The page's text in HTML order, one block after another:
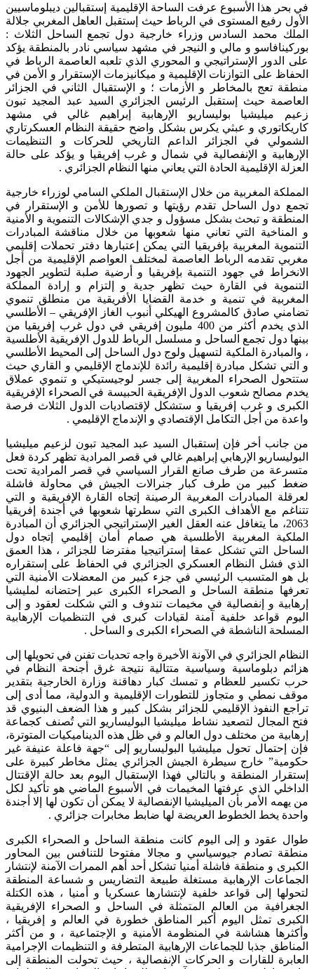
في بحر هذا الأسبوع عرفت الساحة الإقليمية إستقبالين ديبلوماسيين
الأول رفيع المستوى في الرباط حيث إستقبل العاهل المغربي جلالة
الملك محمد السادس وزراء خارجية دول تجمع الساحل الثلاث :
بوركينافاسو و مالي و النيجر في مشهد سياسي نادر بالمنطقة يؤكد
على الدور الإستراتيجي و المحوري الذي تلعبه العاصمة الرباط في
الحفاظ على التوازنات الإقليمية و ميكانيزمات الإستقرار و الأمن في
منطقة تعج بالمخاطر و الأزمات ؛ و الإستقبال الثاني في الجزائر
العاصمة حيث إستقبل الرئيس الجزائري السيد عبد المجيد تبون
زعيم ميليشيا بوليساريو الإرهابية إبراهيم غالي في مشهد
كاريكاتوري و عبثي يكرس بشكل واضح حقيقة النظام العسكرتاري
الشمولي في الجزائر الداعم التاريخي للحركات و التنظيمات
الإرهابية و الإنفصالية في شمال و غرب إفريقيا و يؤكد على حالة
العزلة الإقليمية الحادة التي يعاني منها النظام الجزائري .
المملكة المغربية من خلال الإستقبال الملكي السامي لوزراء خارجية
تجمع دول الساحل تقدم رؤيتها و تصورها للأمن و الإستقرار في
المنطقة و تبحث بشكل مسؤول و جدي الإشكالات التنموية و الأمنية
و المناخية التي تعاني منها شعوبها من خلال مناقشة المبادرات
التنموية المغربية بإفريقيا التي يمكن إعتبارها دفتر تحملات إقليمي
مغربي تقدمه الرباط العاصمة لمختلف العواصم الإقليمية من أجل
الانخراط في جهود التنمية بإفريقيا و أرضية صلبة لتطوير الجهود
التنموية في القارة حيث تظهر جدية و إلتزام و إرادة المملكة
المغربية في تنمية و خدمة القضايا الأفريقية من منطلق تنموي
تضامني صادق كالمشروع الهيكلي أنبوب الغاز الإفريقي – الأطلسي
الذي يخدم أكثر من 400 مليون إفريقي في دول غرب إفريقيا من
بينها دول تجمع الساحل و مسلسل الرباط للدول الإفريقية الأطلسية
، والمبادرة الملكية لتسهيل ولوج دول الساحل إلى المحيط الأطلسي
و التي تشكل مبادرة إقليمية رائدة للإندماج الإقليمي و القاري حيث
ستتحول الصحراء المغربية إلى جسر لوجيستيكي و تنموي عملاق
يخدم مصالح شعوب الدول الإفريقية الحبيسة في الصحراء الإفريقية
الكبرى و غرب إفريقيا و ستشكل لإقتصاديات الدول الثلاث فرصة
واعدة من أجل التكامل الإقتصادي و الإندماج الإقليمي .
من جانب أخر فإن إستقبال السيد عبد المجيد تبون لزعيم ميليشيا
البوليساريو الإرهابي إبراهيم غالي في قصر المرادية تظهر كردة فعل
متسرعة من طرف صانع القرار السياسي في قصر المرادية تحت
ضغط كبير من طرف كبار جنرالات الجيش في محاولة فاشلة
لعرقلة المبادرات المغربية الرصينة إتجاه القارة الإفريقية و التي
تتناغم مع الأهداف الكبرى التي سطرتها شعوبها في أجندة إفريقيا
2063، ما يتغافل عنه العقل الغير الإستراتيجي الجزائري أن المبادرة
الملكية المغربية الأطلسية هي صمام أمان إقليمي إتجاه دول
الساحل التي تشكل عمقا إستراتيجيا مفترضا للجزائر ، هذا العمق
الذي فشل النظام العسكري الجزائري في الحفاظ على إستقراره
بل هو المتسبب الرئيسي في جزء كبير من المعضلات الأمنية التي
تعرفها منطقة الساحل و الصحراء الكبرى عبر إحتضانه لمليشيا
إرهابية و إنفصالية في مخيمات تندوف و التي شكلت لعقود و إلى
اليوم قواعد خلفية آمنة لقيادات كبرى في التنظميات الإرهابية
المسلحة الناشطة في الصحراء الكبرى و الساحل .
النظام الجزائري في الآونة الأخيرة واجه تحديات تفنن في تحويلها إلى
هزائم دبلوماسية وسياسية متتالية نتيجة غرق أجنحة النظام في
حرب تكسير للعظام و تمسك كبار دهاقنة وزارة الخارجية بتقدير
موقف نمطي و متجاوز للتطورات الإقليمية و الدولية، مما أدى إلى
تراجع النفوذ الإقليمي للجزائر بشكل كبير و هذا الضعف البنيوي قد
فتح المجال لتصعيد نشاط ميليشيا البوليساريو التي تُصنف كجماعة
إرهابية من مختلف دول العالم و في ظل هذه الديناميكيات المتوترة،
فإن إحتمال تحول ميليشيا البوليساريو إلى “جهة فاعلة عنيفة غير
حكومية” خارج سيطرة الجيش الجزائري يمثل مخاطر كبيرة على
إستقرار المنطقة و بالتالي فهذا الإستقبال اليوم بعد حالة الإقتتال
الداخلي الذي عرفتها المخيمات في الأسبوع الماضي هو تأكيد لكل
من يهمه الأمر بأن الميليشيا الإنفصالية لا يمكن أن تكون لها إلا أجندة
واحدة يخط الخطوط العريضة لها ضابط مخابرات جزائري .
طوال عقود و إلى اليوم كانت منطقة الساحل و الصحراء الكبرى
منطقة تصادم جيوسياسي و مجالا مفتوحا للتنافس بين المحاور
الكبرى و منطقة فاشلة أمنيا تشكل أحد أهم الممرات الآمنة لإنتشار
الجماعات الإرهابية مستغلة طبيعة التضاريس و شساعة المنطقة
لتحولها إلى قواعد خلفية لإنتشارها عسكريا و أمنيا ، هذه الكتلة
الجغرافية من العالم المتمثلة في الساحل و الصحراء الإفريقية
الكبرى تمثل اليوم أكبر المناطق خطورة في العالم و إفريقيا ،
وأكثرها هشاشة في المنظومة الأمنية و الإجتماعية ، و من أكثر
المناطق جذبا للجماعات الإرهابية المتطرفة و التنظيمات الإجرامية
العابرة للقارات و الحركات الإنفصالية ، حيث تحولت المنطقة إلى